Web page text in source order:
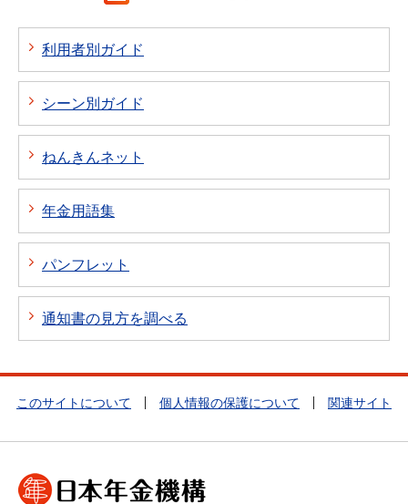
利用者別ガイド
シーン別ガイド
ねんきんネット
年金用語集
パンフレット
通知書の見方を調べる
このサイトについて 個人情報の保護について 関連サイト